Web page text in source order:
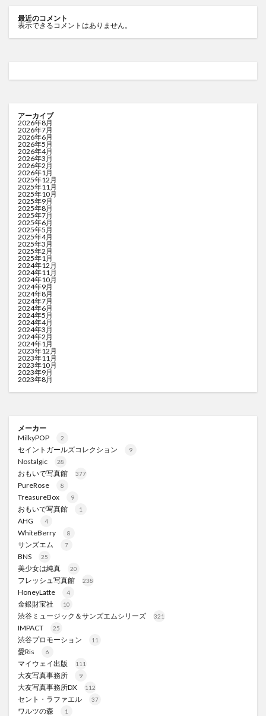
最近のコメント
表示できるコメントはありません。
アーカイブ
2026年8月
2026年7月
2026年6月
2026年5月
2026年4月
2026年3月
2026年2月
2026年1月
2025年12月
2025年11月
2025年10月
2025年9月
2025年8月
2025年7月
2025年6月
2025年5月
2025年4月
2025年3月
2025年2月
2025年1月
2024年12月
2024年11月
2024年10月
2024年9月
2024年8月
2024年7月
2024年6月
2024年5月
2024年4月
2024年3月
2024年2月
2024年1月
2023年12月
2023年11月
2023年10月
2023年9月
2023年8月
メーカー
MilkyPOP
2
セイントガールズコレクション 9
Nostalgic 28
おもいで写真館 377
PureRose 8
TreasureBox 9
おもいで写真館 1
AHG 4
WhiteBerry 8
サンズエム 7
BNS 25
美少女は純真 20
フレッシュ写真館 238
HoneyLatte 4
金銀財宝社 10
渋谷ミュージック＆サンズエムシリーズ 321
IMPACT 25
渋谷プロモーション 11
愛Ris 6
マイウェイ出版 111
大友写真事務所 9
大友写真事務所DX 112
セント・ラファエル 37
ワルツの森 1